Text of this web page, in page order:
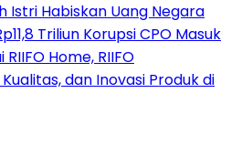
Istri Habiskan Uang Negara
Triliun Korupsi CPO Masuk
RIIFO Home, RIIFO
dan Inovasi Produk di